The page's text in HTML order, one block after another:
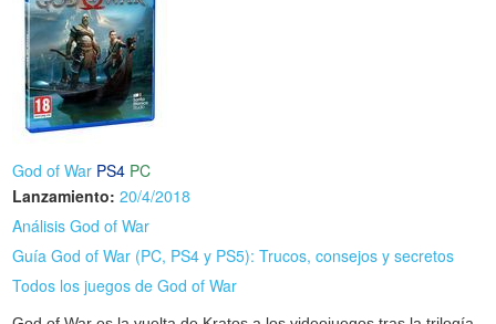
God of War PS4 PC
Lanzamiento: 20/4/2018
Análisis God of War
Guía God of War (PC, PS4 y PS5): Trucos, consejos y secretos
Todos los juegos de God of War